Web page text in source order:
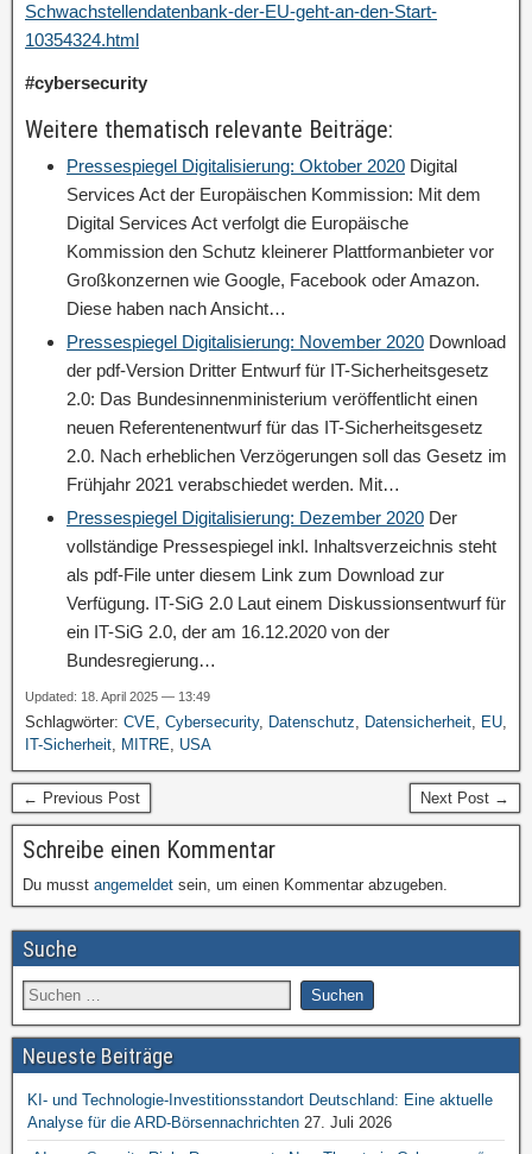
Schwachstellendatenbank-der-EU-geht-an-den-Start-
10354324.html
#cybersecurity
Weitere thematisch relevante Beiträge:
Pressespiegel Digitalisierung: Oktober 2020 Digital
Services Act der Europäischen Kommission: Mit dem
Digital Services Act verfolgt die Europäische
Kommission den Schutz kleinerer Plattformanbieter vor
Großkonzernen wie Google, Facebook oder Amazon.
Diese haben nach Ansicht…
Pressespiegel Digitalisierung: November 2020 Download
der pdf-Version Dritter Entwurf für IT-Sicherheitsgesetz
2.0: Das Bundesinnenministerium veröffentlicht einen
neuen Referentenentwurf für das IT-Sicherheitsgesetz
2.0. Nach erheblichen Verzögerungen soll das Gesetz im
Frühjahr 2021 verabschiedet werden. Mit…
Pressespiegel Digitalisierung: Dezember 2020 Der
vollständige Pressespiegel inkl. Inhaltsverzeichnis steht
als pdf-File unter diesem Link zum Download zur
Verfügung. IT-SiG 2.0 Laut einem Diskussionsentwurf für
ein IT-SiG 2.0, der am 16.12.2020 von der
Bundesregierung…
Updated: 18. April 2025 — 13:49
Schlagwörter: CVE, Cybersecurity, Datenschutz, Datensicherheit, EU,
IT-Sicherheit, MITRE, USA
← Previous Post Next Post →
Schreibe einen Kommentar
Du musst angemeldet sein, um einen Kommentar abzugeben.
Suche
Neueste Beiträge
KI- und Technologie-Investitionsstandort Deutschland: Eine aktuelle
Analyse für die ARD-Börsennachrichten 27. Juli 2026